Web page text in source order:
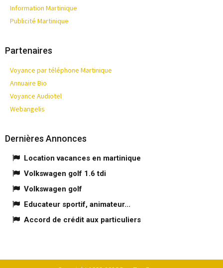
Information Martinique
Publicité Martinique
Partenaires
Voyance par téléphone Martinique
Annuaire Bio
Voyance Audiotel
Webangelis
Dernières Annonces
Location vacances en martinique
Volkswagen golf 1.6 tdi
Volkswagen golf
Educateur sportif, animateur...
Accord de crédit aux particuliers